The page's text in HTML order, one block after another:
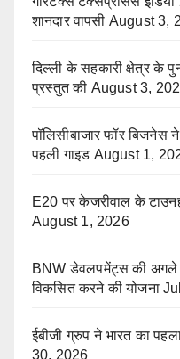
शानदार वापसी August 3,
दिल्ली के सहकारी क्षेत्र के
प्रस्तुत की August 3,
पॉलिसीबाजार फॉर बिजनेस
पहली गाइड August 1,
E20 पर केजरीवाल के
August 1, 2026
BNW डेवलपमेंट्स की
विकसित करने की योजना
ईबीजी ग्रुप ने भारत का
30, 2026